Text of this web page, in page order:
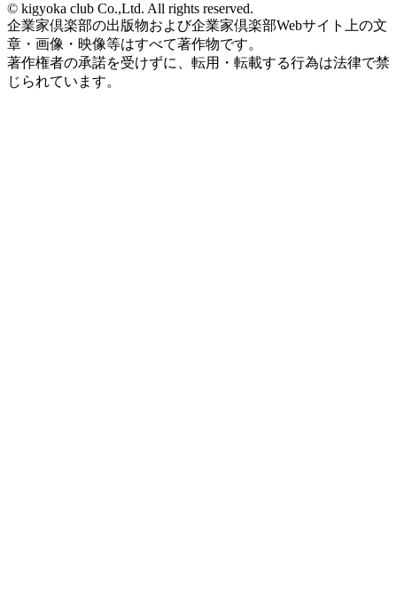
© kigyoka club Co.,Ltd. All rights reserved.
企業家倶楽部の出版物および企業家倶楽部Webサイト上の文
章・画像・映像等はすべて著作物です。
著作権者の承諾を受けずに、転用・転載する行為は法律で禁
じられています。